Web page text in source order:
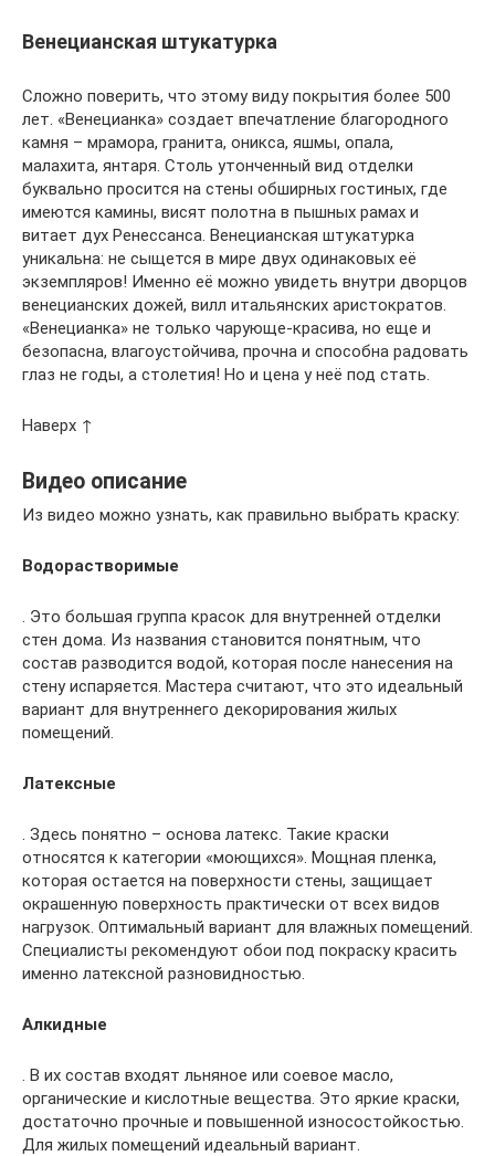
Венецианская штукатурка
Сложно поверить, что этому виду покрытия более 500
лет. «Венецианка» создает впечатление благородного
камня – мрамора, гранита, оникса, яшмы, опала,
малахита, янтаря. Столь утонченный вид отделки
буквально просится на стены обширных гостиных, где
имеются камины, висят полотна в пышных рамах и
витает дух Ренессанса. Венецианская штукатурка
уникальна: не сыщется в мире двух одинаковых её
экземпляров! Именно её можно увидеть внутри дворцов
венецианских дожей, вилл итальянских аристократов.
«Венецианка» не только чарующе-красива, но еще и
безопасна, влагоустойчива, прочна и способна радовать
глаз не годы, а столетия! Но и цена у неё под стать.
Наверх ↑
Видео описание
Из видео можно узнать, как правильно выбрать краску:
Водорастворимые
. Это большая группа красок для внутренней отделки
стен дома. Из названия становится понятным, что
состав разводится водой, которая после нанесения на
стену испаряется. Мастера считают, что это идеальный
вариант для внутреннего декорирования жилых
помещений.
Латексные
. Здесь понятно – основа латекс. Такие краски
относятся к категории «моющихся». Мощная пленка,
которая остается на поверхности стены, защищает
окрашенную поверхность практически от всех видов
нагрузок. Оптимальный вариант для влажных помещений.
Специалисты рекомендуют обои под покраску красить
именно латексной разновидностью.
Алкидные
. В их состав входят льняное или соевое масло,
органические и кислотные вещества. Это яркие краски,
достаточно прочные и повышенной износостойкостью.
Для жилых помещений идеальный вариант.